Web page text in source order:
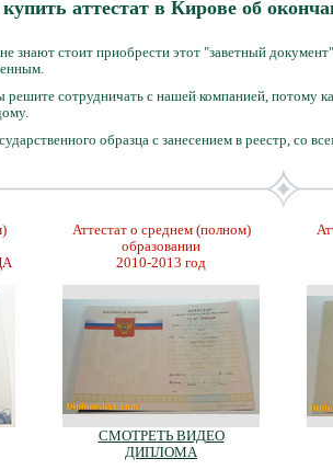
аттестат в Кирове об
знают стоит приобрести этот "заветный
решите сотрудничать с нашей компанией, потому
образца с занесением в реестр, со
Аттестат о среднем (полном)
образовании
2010-2013 год
СМОТРЕТЬ ВИДЕО
ДИПЛОМА